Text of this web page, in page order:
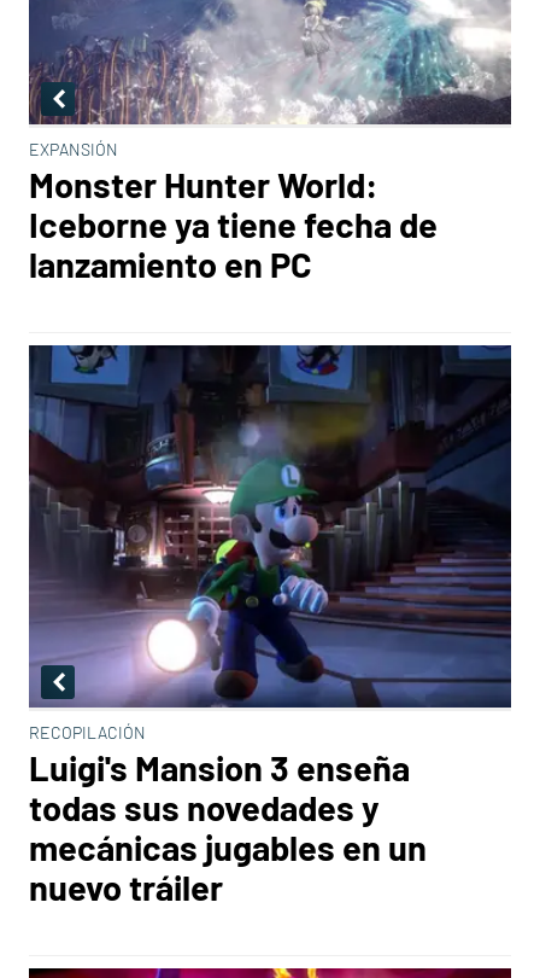
EXPANSIÓN
Monster Hunter World:
Iceborne ya tiene fecha de
lanzamiento en PC
RECOPILACIÓN
Luigi's Mansion 3 enseña
todas sus novedades y
mecánicas jugables en un
nuevo tráiler